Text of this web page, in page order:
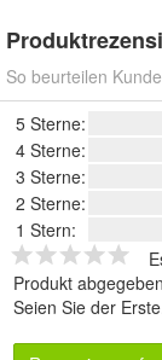
So beurteilen
5 Sterne:
4 Sterne:
3 Sterne:
2 Sterne:
1 Stern:
Produkt
Seien Sie der